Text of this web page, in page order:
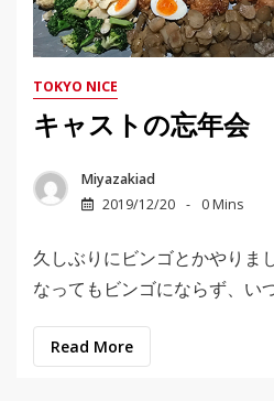
TOKYO NICE
キャストの忘年会
Miyazakiad
2019/12/20
0 Mins
久しぶりにビンゴとかやりま
なってもビンゴにならず、い
Read More